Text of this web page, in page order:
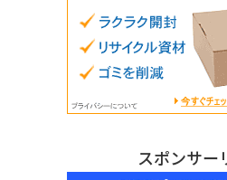
スポンサー